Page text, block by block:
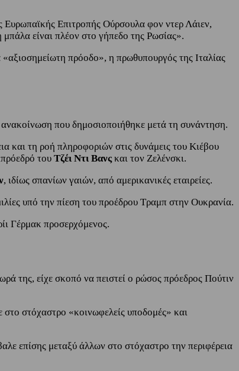
Επιτροπής Ούρσουλα φον ντερ Λάιεν,
είναι πλέον στο γήπεδο της Ρωσίας».
πρόοδο», η πρωθυπουργός της Ιταλίας
που δημοσιοποιήθηκε μετά τη συνάντηση.
και τη ροή πληροφοριών στις δυνάμεις του Κιέβου
του Τζέι Ντι Βανς και τον Ζελένσκι.
, ιδίως σπανίων γαιών, από αμερικανικές εταιρείες.
υπό την πίεση του προέδρου Τραμπ στην Ουκρανία.
Γέρμακ προσερχόμενος.
της, είχε σκοπό να πειστεί ο ρώσος πρόεδρος Πούτιν
στόχαστρο «κοινωφελείς υποδομές» και
επίσης μεταξύ άλλων στο στόχαστρο την περιφέρεια